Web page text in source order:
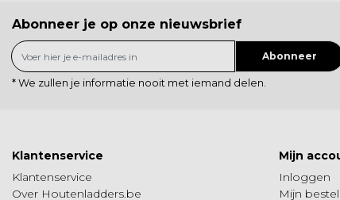
Abonneer je op onze nieuwsbrief
Abonneer
* We zullen je informatie nooit met iemand delen.
Klantenservice
Klantenservice
Over Houtenladders.be
Mijn
Inloggen
Mijn